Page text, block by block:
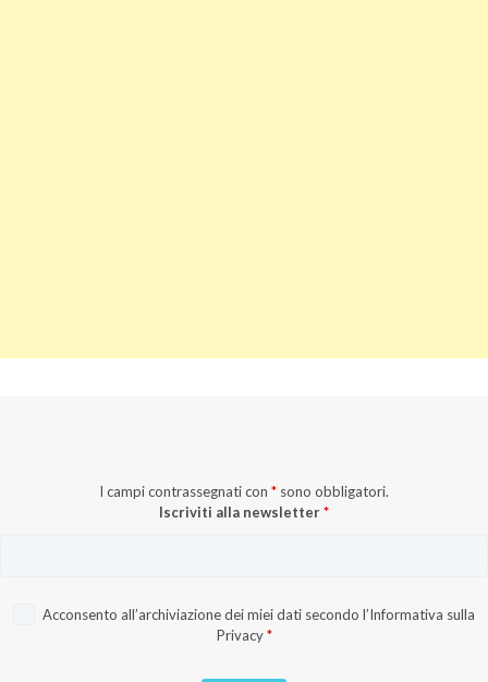
I campi contrassegnati con * sono obbligatori.
Iscriviti alla newsletter*
Acconsento all’archiviazione dei miei dati secondo l’Informativa sulla
Privacy *